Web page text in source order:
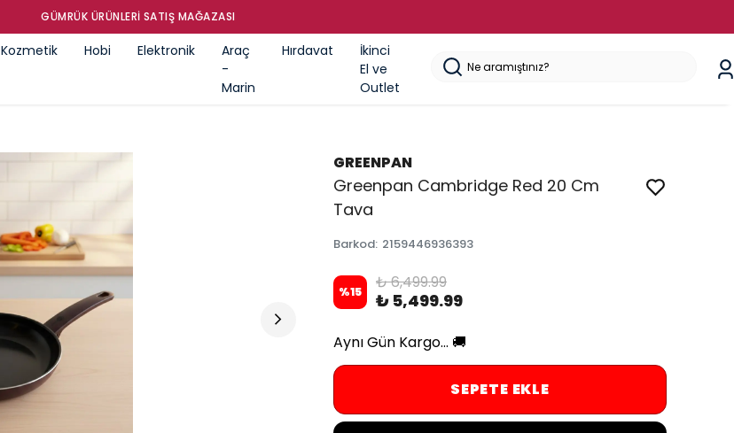
GÜMRÜK ÜRÜNLERI SATIŞ MAĞAZASI
Kozmetik Hobi Elektronik
Araç
-
Marin
Hırdavat
İkinci
El ve
Outlet
GREENPAN
Greenpan Cambridge Red 20 Cm
Tava
Barkod: 2159446936393
%15 ₺ 6,499.99
₺ 5,499.99
Aynı Gün Kargo... 🚚
SEPETE EKLE